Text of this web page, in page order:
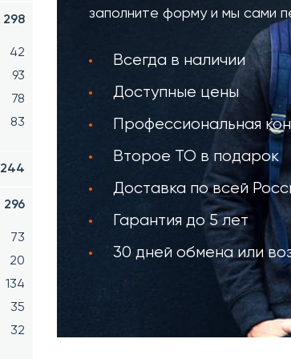
298
42
93
78
83
244
296
73
20
134
35
32
заполните форму и мы сами
Всегда в наличии
Доступные цены
Профессиональная
Второе ТО в подарок
Доставка по всей
Гарантия до 5 лет
30 дней обмена или